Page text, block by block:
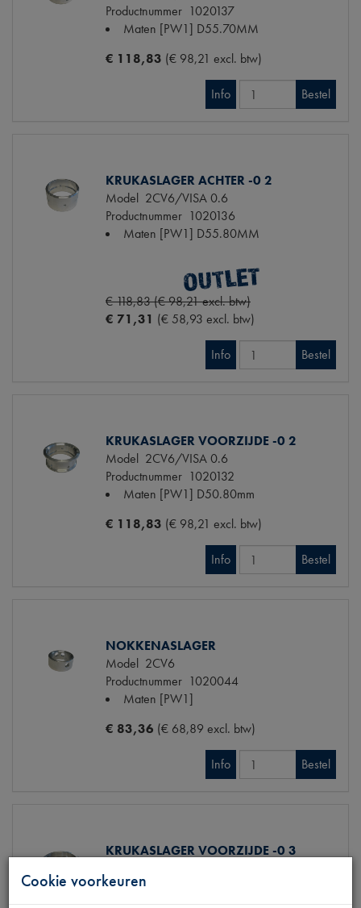
Productnummer 1020137
Maten [PW1] D55.70MM
€ 118,83 (€ 98,21 excl. btw)
Info Bestel
KRUKASLAGER ACHTER -0 2
Model 2CV6/VISA 0.6
Productnummer 1020136
Maten [PW1] D55.80MM
€ 118,83 (€ 98,21 excl. btw)
€ 71,31 (€ 58,93 excl. btw)
Info Bestel
KRUKASLAGER VOORZIJDE -0 2
Model 2CV6/VISA 0.6
Productnummer 1020132
Maten [PW1] D50.80mm
€ 118,83 (€ 98,21 excl. btw)
Info Bestel
NOKKENASLAGER
Model 2CV6
Productnummer 1020044
Maten [PW1]
€ 83,36 (€ 68,89 excl. btw)
Info Bestel
KRUKASLAGER VOORZIJDE -0 3
Productnummer
Maten[PW1] D50.70mm
Cookie voorkeuren